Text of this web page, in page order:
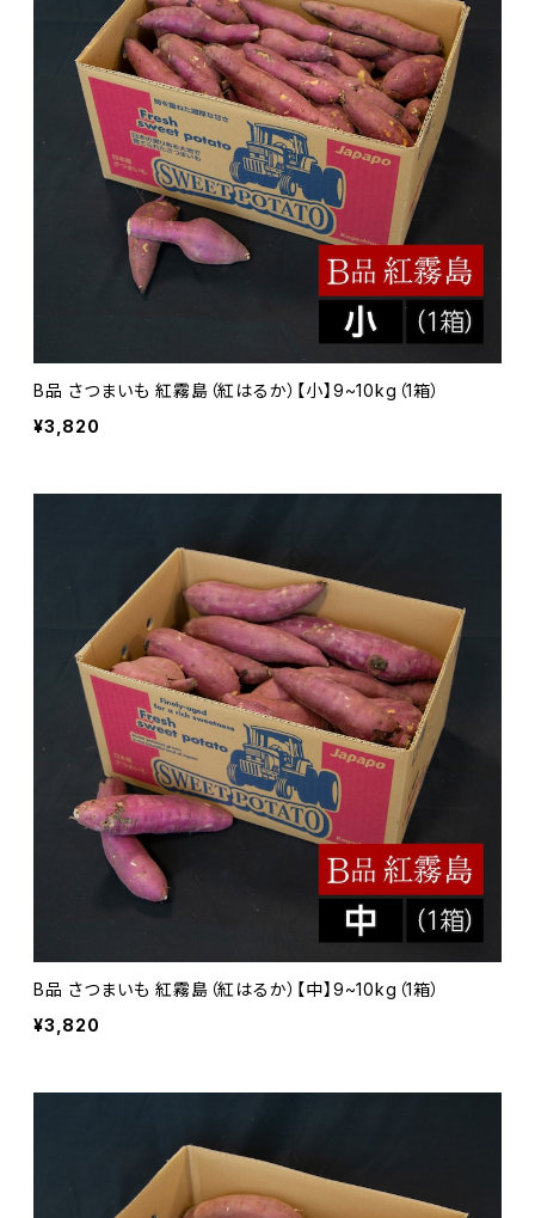
B品 さつまいも 紅霧島（紅はるか）【小】9~10kg（1箱）
¥3,820
B品 さつまいも 紅霧島（紅はるか）【中】9~10kg（1箱）
¥3,820